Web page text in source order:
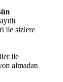
ile sizlere
ile
almadan